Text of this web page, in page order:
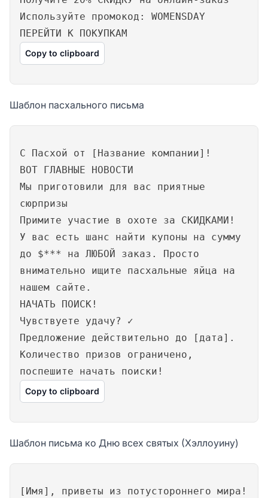
Используйте промокод: WOMENSDAY
ПЕРЕЙТИ К ПОКУПКАМ
Copy to clipboard
Шаблон пасхального письма
С Пасхой от [Название компании]!
ВОТ ГЛАВНЫЕ НОВОСТИ
Мы приготовили для вас приятные
сюрпризы
Примите участие в охоте за СКИДКАМИ!
У вас есть шанс найти купоны на сумму
до $*** на ЛЮБОЙ заказ. Просто
внимательно ищите пасхальные яйца на
нашем сайте.
НАЧАТЬ ПОИСК!
Чувствуете удачу? ✓
Предложение действительно до [дата].
Количество призов ограничено,
поспешите начать поиски!
Copy to clipboard
Шаблон письма ко Дню всех святых (Хэллоуину)
[Имя], приветы из потустороннего мира!